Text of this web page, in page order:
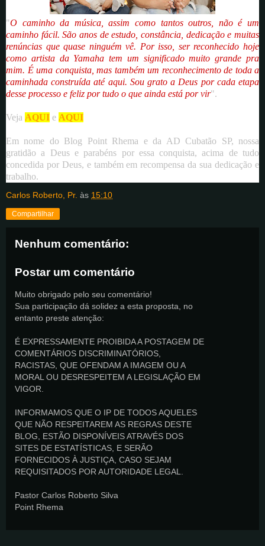
"O caminho da música, assim como tantos outros, não é um
caminho fácil. São anos de estudo, constância, dedicação e muitas
renúncias que quase ninguém vê. Por isso, ser reconhecido hoje
como artista da Yamaha tem um significado muito grande pra
mim. É uma conquista, mas também um reconhecimento de toda a
caminhada construída até aqui. Sou grato a Deus por cada etapa
desse processo e feliz por tudo o que ainda está por vir".
Veja AQUI e AQUI
Em nome do Blog Point Rhema e da AD Cubatão SP, nossa
gratidão a Deus e parabéns por essa conquista, acima de tudo
concedida por Deus, e também em recompensa da sua dedicação e
trabalho.
Carlos Roberto, Pr. às 15:10
Compartilhar
Nenhum comentário:
Postar um comentário
Muito obrigado pelo seu comentário!
Sua participação dá solidez a esta proposta, no
entanto preste atenção:
É EXPRESSAMENTE PROIBIDA A POSTAGEM DE
COMENTÁRIOS DISCRIMINATÓRIOS,
RACISTAS, QUE OFENDAM A IMAGEM OU A
MORAL OU DESRESPEITEM A LEGISLAÇÃO EM
VIGOR.
INFORMAMOS QUE O IP DE TODOS AQUELES
QUE NÃO RESPEITAREM AS REGRAS DESTE
BLOG, ESTÃO DISPONÍVEIS ATRAVÉS DOS
SITES DE ESTATÍSTICAS, E SERÃO
FORNECIDOS À JUSTIÇA, CASO SEJAM
REQUISITADOS POR AUTORIDADE LEGAL.
Pastor Carlos Roberto Silva
Point Rhema